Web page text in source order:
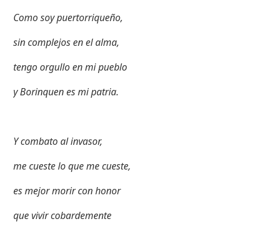
Como soy puertorriqueño,
sin complejos en el alma,
tengo orgullo en mi pueblo
y Borinquen es mi patria.
Y combato al invasor,
me cueste lo que me cueste,
es mejor morir con honor
que vivir cobardemente